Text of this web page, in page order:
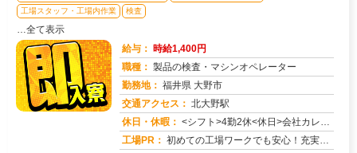
工場スタッフ・工場内作業
検査
…全て表示
給与： 時給1,400円
職種： 製品の検査・マシンオペレーター
勤務地： 福井県 大野市
交通アクセス： 北大野駅
休日・休暇： <シフト>4勤2休<休日>会社カレンダーに準ずる
工場PR： 初めての工場ワークでも安心！充実の研修制度でしっかりサポートします。→未経験者多数活躍中！先輩スタッフが丁寧に指導...